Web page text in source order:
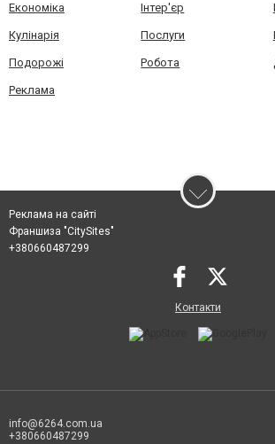
Економіка Інтер'єр
Кулінарія Послуги
Подорожі Робота
Реклама
Реклама на сайті
Франшиза "CitySites"
+380660487299
Контакти
info@6264.com.ua
+380660487299